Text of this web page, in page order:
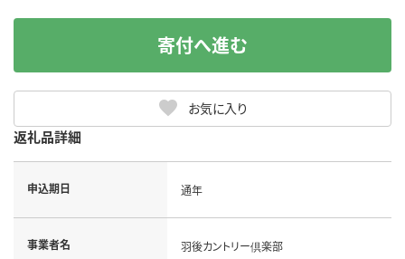
お気に入り
寄付へ進む
返礼品詳細
申込期日 通年
事業者名 羽後カントリー倶楽部